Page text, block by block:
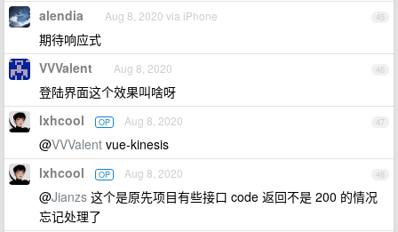
45
alendia Aug 8, 2020 via iPhone
期待响应式
46
VVValent Aug 8, 2020
登陆界面这个效果叫啥呀
47
lxhcool OP Aug 8, 2020
@VVValent vue-kinesis
48
lxhcool OP Aug 8, 2020
@Jianzs 这个是原先项目有些接口 code 返回不是 200 的情况
忘记处理了